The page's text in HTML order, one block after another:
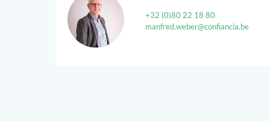
+32 (0)80 22 18 80
manfred.weber@confiancia.be